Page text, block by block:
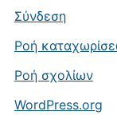
Σύνδεση
Ροή
Ροή σχολίων
WordPress.org